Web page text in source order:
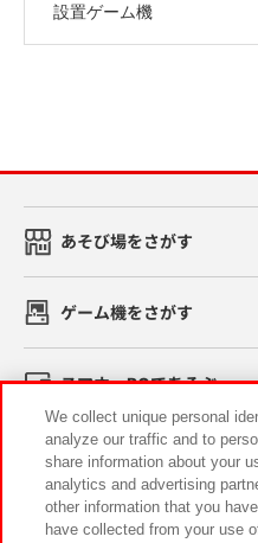
設置ゲーム機
あそび場をさがす
ゲーム機をさがす
スマホ・PCであそぶ
イベント・キャンペーン
We collect unique personal
analyze our traffic and to
share information about your
analytics and advertising
other information that you
have collected from your use